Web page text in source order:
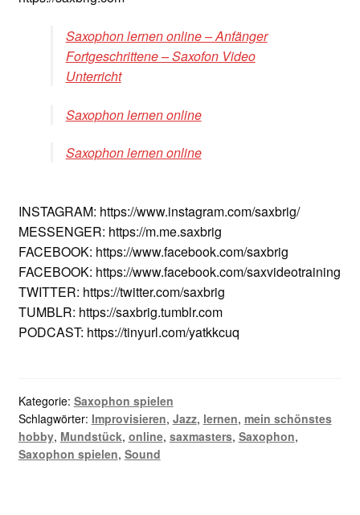
Saxophon lernen online – Anfänger
Fortgeschrittene – Saxofon Video
Unterricht
Saxophon lernen online
Saxophon lernen online
INSTAGRAM: https://www.instagram.com/saxbrig/
MESSENGER: https://m.me.saxbrig
FACEBOOK: https://www.facebook.com/saxbrig
FACEBOOK: https://www.facebook.com/saxvideotraining
TWITTER: https://twitter.com/saxbrig
TUMBLR: https://saxbrig.tumblr.com
PODCAST: https://tinyurl.com/yatkkcuq
Kategorie: Saxophon spielen
Schlagwörter: Improvisieren, Jazz, lernen, mein schönstes
hobby, Mundstück, online, saxmasters, Saxophon,
Saxophon spielen, Sound